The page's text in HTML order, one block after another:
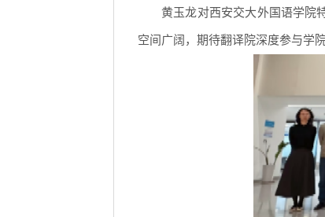
黄玉龙对西安交大外国语学院
空间广阔，期待翻译院深度参与学